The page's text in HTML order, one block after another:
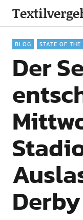
BLOG STATE OF THE
Der
Derby